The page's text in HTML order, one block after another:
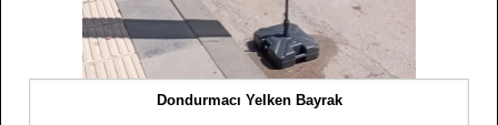
Dondurmacı Yelken Bayrak